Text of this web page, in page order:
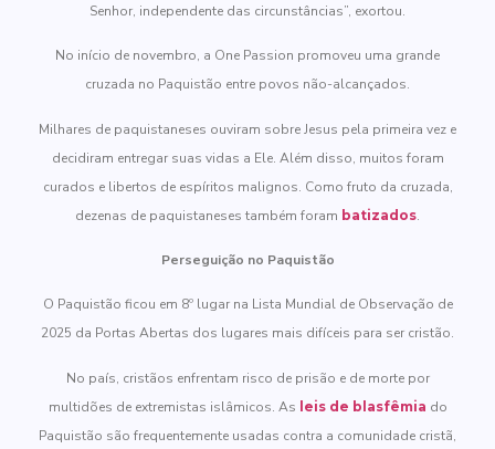
Senhor, independente das circunstâncias”, exortou.
No início de novembro, a One Passion promoveu uma grande
cruzada no Paquistão entre povos não-alcançados.
Milhares de paquistaneses ouviram sobre Jesus pela primeira vez e
decidiram entregar suas vidas a Ele. Além disso, muitos foram
curados e libertos de espíritos malignos. Como fruto da cruzada,
dezenas de paquistaneses também foram batizados.
Perseguição no Paquistão
O Paquistão ficou em 8º lugar na Lista Mundial de Observação de
2025 da Portas Abertas dos lugares mais difíceis para ser cristão.
No país, cristãos enfrentam risco de prisão e de morte por
multidões de extremistas islâmicos. As leis de blasfêmia do
Paquistão são frequentemente usadas contra a comunidade cristã,